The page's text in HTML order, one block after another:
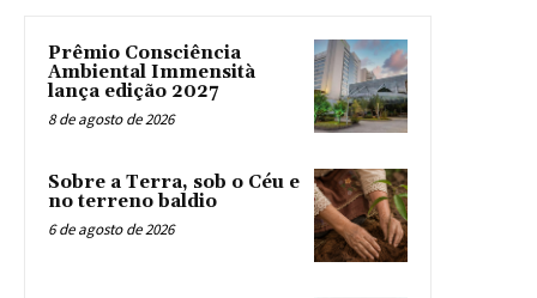
Prêmio Consciência
Ambiental Immensità
lança edição 2027
8 de agosto de 2026
Sobre a Terra, sob o Céu e
no terreno baldio
6 de agosto de 2026